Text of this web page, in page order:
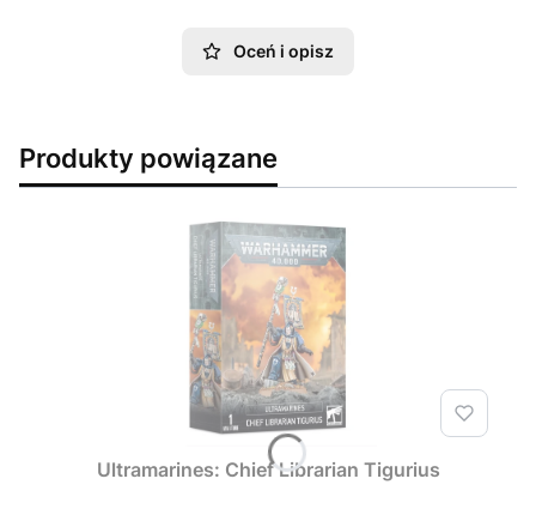
Oceń i opisz
Produkty powiązane
Ultramarines: Chief Librarian Tigurius